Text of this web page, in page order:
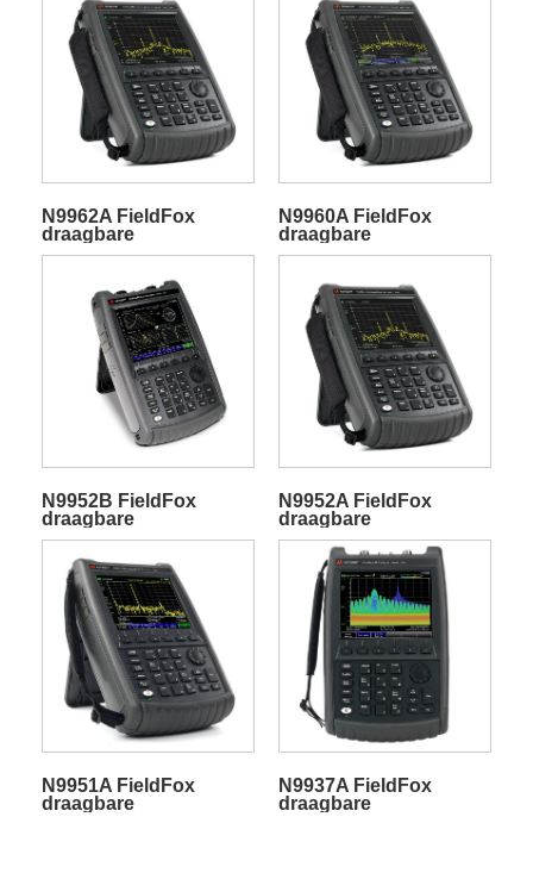
N9962A FieldFox
draagbare
microgolfspectrumanalyzer
N9960A FieldFox
draagbare
microgolfspectrumanalyzer
N9952B FieldFox
draagbare
microgolfspectrumanalyzer
N9952A FieldFox
draagbare
microgolfspectrumanalyzer
N9951A FieldFox
draagbare
N9937A FieldFox
draagbare